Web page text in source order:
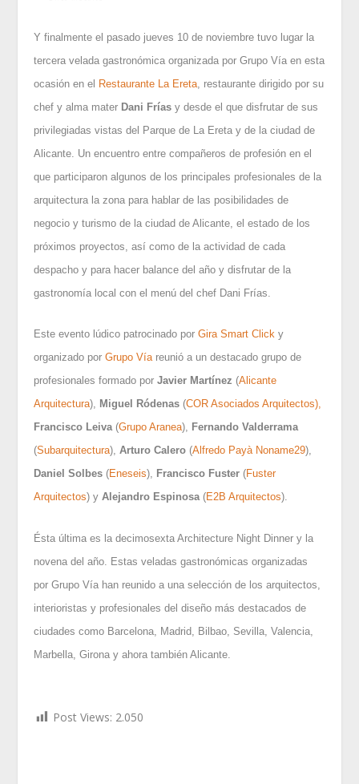
Y finalmente el pasado jueves 10 de noviembre tuvo lugar la
tercera velada gastronómica organizada por Grupo Vía en esta
ocasión en el Restaurante La Ereta, restaurante dirigido por su
chef y alma mater Dani Frías y desde el que disfrutar de sus
privilegiadas vistas del Parque de La Ereta y de la ciudad de
Alicante. Un encuentro entre compañeros de profesión en el
que participaron algunos de los principales profesionales de la
arquitectura la zona para hablar de las posibilidades de
negocio y turismo de la ciudad de Alicante, el estado de los
próximos proyectos, así como de la actividad de cada
despacho y para hacer balance del año y disfrutar de la
gastronomía local con el menú del chef Dani Frías.
Este evento lúdico patrocinado porGira Smart Click y
organizado porGrupo Víareunió a un destacado grupo de
profesionales formado porJavier Martínez (Alicante
Arquitectura), Miguel Ródenas (COR Asociados Arquitectos),
Francisco Leiva(Grupo Aranea), Fernando Valderrama
(Subarquitectura),Arturo Calero (Alfredo Payà Noname29),
Daniel Solbes (Eneseis), Francisco Fuster (Fuster
Arquitectos) yAlejandro Espinosa (E2B Arquitectos).
Ésta última es la decimosexta Architecture Night Dinner y la
novena del año. Estas veladas gastronómicas organizadas
por Grupo Vía han reunido a una selección de los arquitectos,
interioristas y profesionales del diseño más destacados de
ciudades como Barcelona, Madrid, Bilbao, Sevilla, Valencia,
Marbella, Girona y ahora también Alicante.
Post Views: 2.050